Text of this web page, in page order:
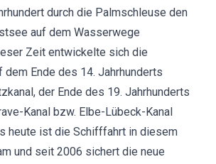
durch die Palmschleuse den
auf dem Wasserwege
Zeit entwickelte sich die
Ende des 14. Jahrhunderts
der Ende des 19. Jahrhunderts
Kanal bzw. Elbe-Lübeck-Kanal
heute ist die Schifffahrt in diesem
und seit 2006 sichert die neue